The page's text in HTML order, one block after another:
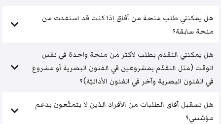
هل يمكنني طلب منحة من آفاق إذا كنت قد استفدت من
منحة سابقة؟
هل يمكنني التقدم بطلب لأكثر من منحة واحدة في نفس
الوقت (مثل التقدّم بمشروعين في الفنون البصرية أو مشروع
في الفنون البصرية وآخر في الفنون الأدائيّة)؟
هل تسقبل آفاق الطلبات من الأفراد الذين لا يتمتّعون بدعم
مؤسّسي؟